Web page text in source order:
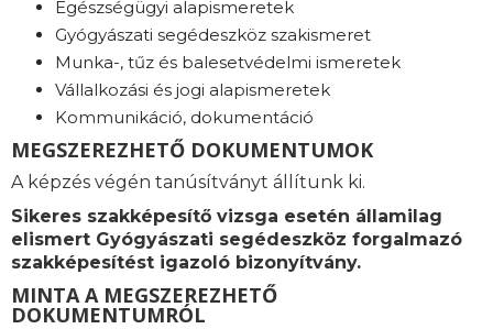
Egészségügyi alapismeretek
Gyógyászati segédeszköz szakismeret
Munka-, tűz és balesetvédelmi ismeretek
Vállalkozási és jogi alapismeretek
Kommunikáció, dokumentáció
MEGSZEREZHETŐ DOKUMENTUMOK
A képzés végén tanúsítványt állítunk ki.
Sikeres szakképesítő vizsga esetén államilag
elismert Gyógyászati segédeszköz forgalmazó
szakképesítést igazoló bizonyítvány.
MINTA A MEGSZEREZHETŐ
DOKUMENTUMRÓL